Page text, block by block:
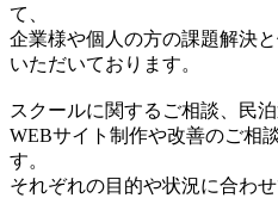
て、
企業様や個人の方の課題解決
いただいております。
スクールに関するご相談、民
WEBサイト制作や改善のご相
す。
それぞれの目的や状況に合わ